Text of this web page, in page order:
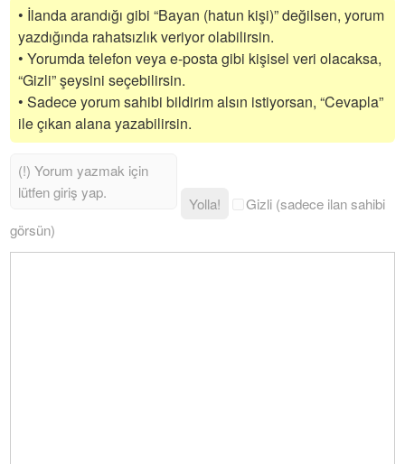
• İlanda arandığı gibi “Bayan (hatun kişi)” değilsen, yorum
yazdığında rahatsızlık veriyor olabilirsin.
• Yorumda telefon veya e-posta gibi kişisel veri olacaksa,
“Gizli” şeysini seçebilirsin.
• Sadece yorum sahibi bildirim alsın istiyorsan, “Cevapla”
ile çıkan alana yazabilirsin.
Yolla!
Gizli (sadece ilan sahibi
görsün)